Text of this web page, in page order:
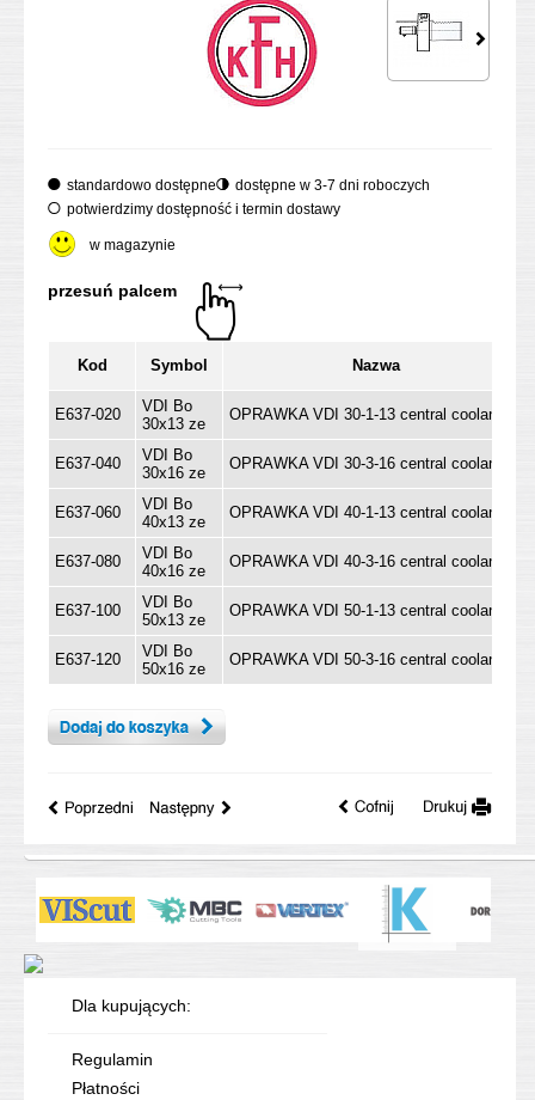
standardowo dostępne
dostępne w 3-7 dni roboczych
potwierdzimy dostępność i termin dostawy
w magazynie
Kod Symbol Nazwa
E637-020
VDI Bo
30x13 ze
OPRAWKA VDI 30-1-13 central coolant
E637-040
VDI Bo
30x16 ze
OPRAWKA VDI 30-3-16 central coolant
E637-060
VDI Bo
40x13 ze
OPRAWKA VDI 40-1-13 central coolant
E637-080
VDI Bo
40x16 ze
OPRAWKA VDI 40-3-16 central coolant
E637-100
VDI Bo
50x13 ze
OPRAWKA VDI 50-1-13 central coolant
E637-120
VDI Bo
50x16 ze
OPRAWKA VDI 50-3-16 central coolant
Dla kupujących:
Regulamin
Płatności